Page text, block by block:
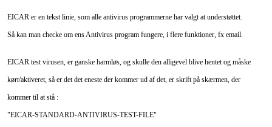
EICAR er en tekst linie, som alle antivirus programmerne har valgt at understøttet.
Så kan man checke om ens Antivirus program fungere, i flere funktioner, fx email.
EICAR test virusen, er ganske harmløs, og skulle den alligevel blive hentet og måske
kørt/aktiveret, så er det det eneste der kommer ud af det, er skrift på skærmen, der
kommer til at stå :
"EICAR-STANDARD-ANTIVIRUS-TEST-FILE"